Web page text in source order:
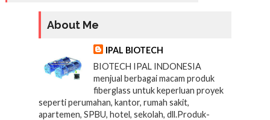
About Me
IPAL BIOTECH
BIOTECH IPAL INDONESIA
menjual berbagai macam produk
fiberglass untuk keperluan proyek
seperti perumahan, kantor, rumah sakit,
apartemen, SPBU, hotel, sekolah, dll.Produk-